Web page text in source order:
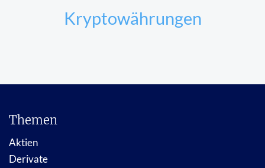
Kryptowährungen
Themen
Aktien
Derivate